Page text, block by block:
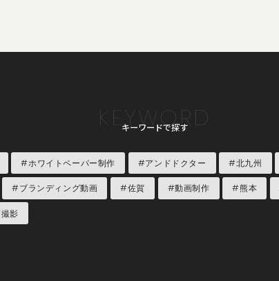
KEYWORD
キーワードで探す
#ホワイトペーパー制作 #アンドドクター #北九州
#ブランディング動画 #佐賀 #動画制作 #熊本
影